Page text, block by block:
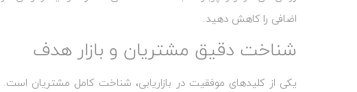
اضافی را کاهش دهید.
شناخت دقیق مشتریان و بازار هدف
یکی از کلیدهای موفقیت در بازاریابی، شناخت کامل مشتریان است.